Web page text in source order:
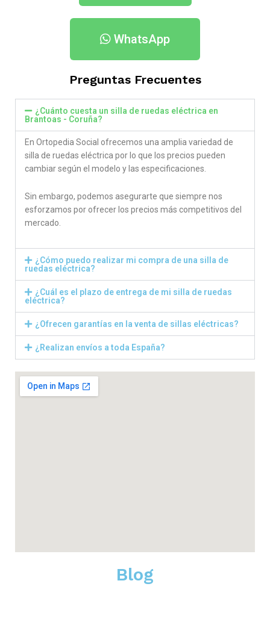
WhatsApp
Preguntas Frecuentes
¿Cuánto cuesta un silla de ruedas eléctrica en
Brantoas - Coruña​?
En Ortopedia Social ofrecemos una amplia variedad de
silla de ruedas eléctrica por lo que los precios pueden
cambiar según el modelo y las especificaciones.
Sin embargo, podemos asegurarte que siempre nos
esforzamos por ofrecer los precios más competitivos del
mercado.
¿Cómo puedo realizar mi compra de una silla de
ruedas eléctrica?
¿Cuál es el plazo de entrega de mi silla de ruedas
eléctrica?
¿Ofrecen garantías en la venta de sillas eléctricas?
¿Realizan envíos a toda España?
Blog